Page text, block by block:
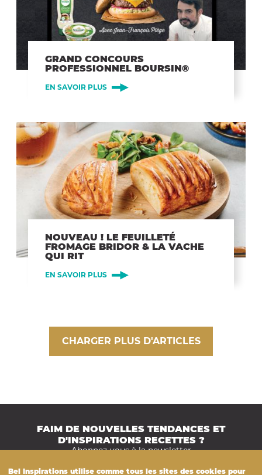
GRAND CONCOURS
PROFESSIONNEL BOURSIN®
EN SAVOIR PLUS
NOUVEAU ! LE FEUILLETÉ
FROMAGE BRIDOR & LA VACHE
QUI RIT
EN SAVOIR PLUS
CHARGER PLUS D'ARTICLES
FAIM DE NOUVELLES TENDANCES ET
D'INSPIRATIONS RECETTES ?
Abonnez-vous à la newsletter
JE M'ABONNE
Bel Inspirations utilise comme tous les sites des cookies pour